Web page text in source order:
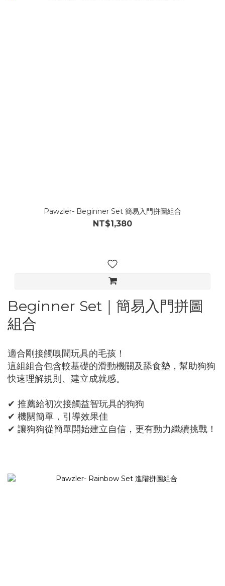
Pawzler- Beginner Set 簡易入門拼圖組合
NT$1,380
Beginner Set｜簡易入門拼圖
組合
適合剛接觸嗅聞玩具的毛孩！
這組組合包含較基礎的滑動機關及舔食墊，幫助狗狗
快速理解規則、建立成就感。
✔ 推薦給初次接觸益智玩具的狗狗
✔ 機關簡單，引導效果佳
✔ 讓狗狗從簡單開始建立自信，更有動力繼續挑戰！